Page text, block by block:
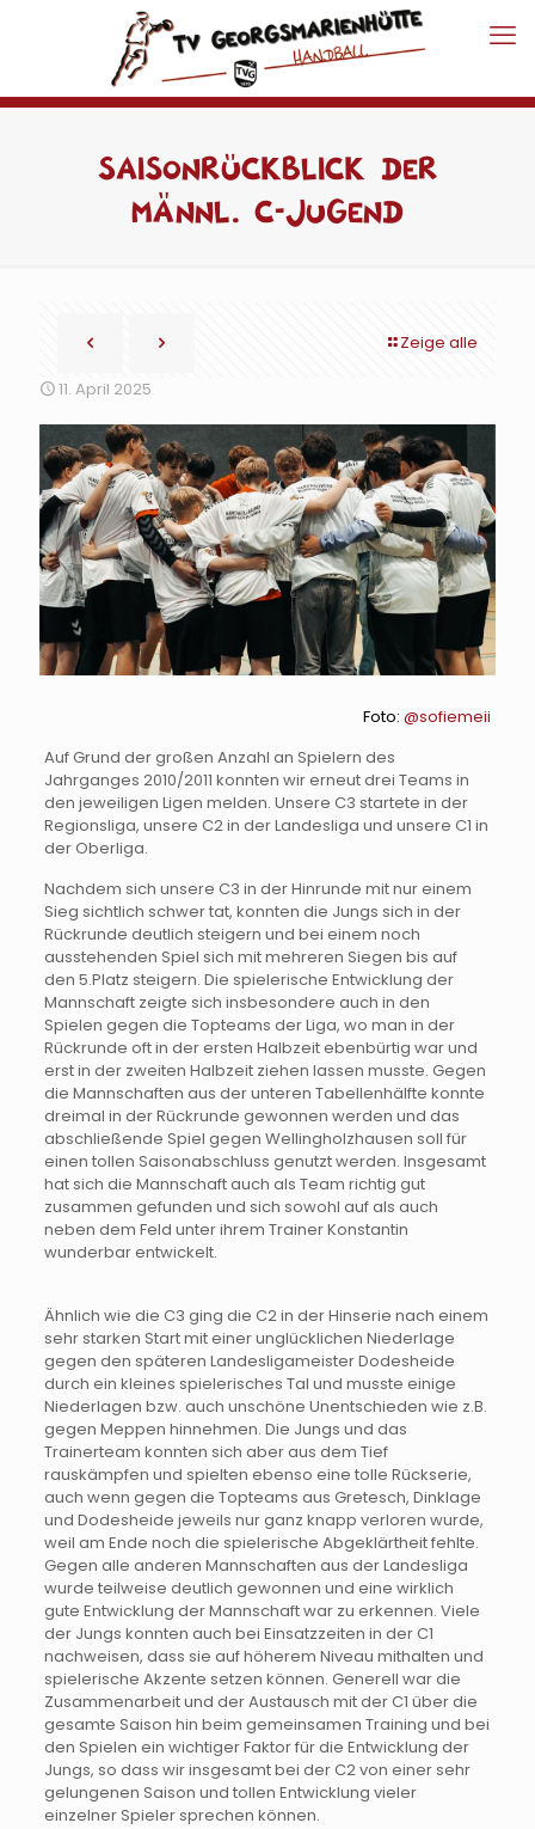
Saisonrückblick der
männl. C-Jugend
Zeige alle
11. April 2025
Foto:@sofiemeii
Auf Grund der großen Anzahl an Spielern des
Jahrganges 2010/2011 konnten wir erneut drei Teams in
den jeweiligen Ligen melden. Unsere C3 startete in der
Regionsliga, unsere C2 in der Landesliga und unsere C1 in
der Oberliga.
Nachdem sich unsere C3 in der Hinrunde mit nur einem
Sieg sichtlich schwer tat, konnten die Jungs sich in der
Rückrunde deutlich steigern und bei einem noch
ausstehenden Spiel sich mit mehreren Siegen bis auf
den 5.Platz steigern. Die spielerische Entwicklung der
Mannschaft zeigte sich insbesondere auch in den
Spielen gegen die Topteams der Liga, wo man in der
Rückrunde oft in der ersten Halbzeit ebenbürtig war und
erst in der zweiten Halbzeit ziehen lassen musste. Gegen
die Mannschaften aus der unteren Tabellenhälfte konnte
dreimal in der Rückrunde gewonnen werden und das
abschließende Spiel gegen Wellingholzhausen soll für
einen tollen Saisonabschluss genutzt werden. Insgesamt
hat sich die Mannschaft auch als Team richtig gut
zusammen gefunden und sich sowohl auf als auch
neben dem Feld unter ihrem Trainer Konstantin
wunderbar entwickelt.
Ähnlich wie die C3 ging die C2 in der Hinserie nach einem
sehr starken Start mit einer unglücklichen Niederlage
gegen den späteren Landesligameister Dodesheide
durch ein kleines spielerisches Tal und musste einige
Niederlagen bzw. auch unschöne Unentschieden wie z.B.
gegen Meppen hinnehmen. Die Jungs und das
Trainerteam konnten sich aber aus dem Tief
rauskämpfen und spielten ebenso eine tolle Rückserie,
auch wenn gegen die Topteams aus Gretesch, Dinklage
und Dodesheide jeweils nur ganz knapp verloren wurde,
weil am Ende noch die spielerische Abgeklärtheit fehlte.
Gegen alle anderen Mannschaften aus der Landesliga
wurde teilweise deutlich gewonnen und eine wirklich
gute Entwicklung der Mannschaft war zu erkennen. Viele
der Jungs konnten auch bei Einsatzzeiten in der C1
nachweisen, dass sie auf höherem Niveau mithalten und
spielerische Akzente setzen können. Generell war die
Zusammenarbeit und der Austausch mit der C1 über die
gesamte Saison hin beim gemeinsamen Training und bei
den Spielen ein wichtiger Faktor für die Entwicklung der
Jungs, so dass wir insgesamt bei der C2 von einer sehr
gelungenen Saison und tollen Entwicklung vieler
einzelner Spieler sprechen können.